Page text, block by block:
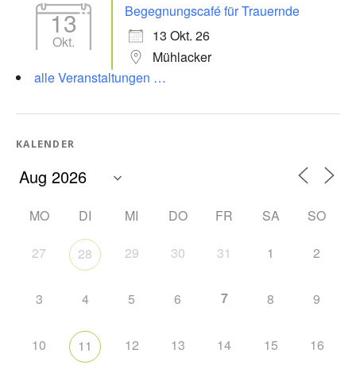
13
Okt.
Begegnungscafé für Trauernde
13 Okt. 26
Mühlacker
alle Veranstaltungen …
KALENDER
MO DI MI DO FR SA SO
27 28 29 30 31 1 2
3 4 5 6 7 8 9
10 11 12 13 14 15 16